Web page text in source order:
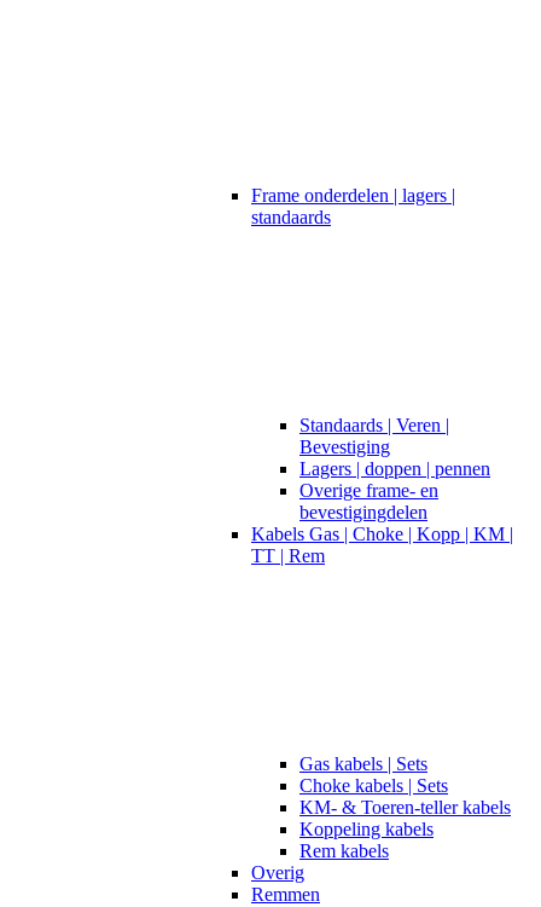
Frame onderdelen | lagers |
standaards
Standaards | Veren |
Bevestiging
Lagers | doppen | pennen
Overige frame- en
bevestigingdelen
Kabels Gas | Choke | Kopp | KM |
TT | Rem
Gas kabels | Sets
Choke kabels | Sets
KM- & Toeren-teller kabels
Koppeling kabels
Rem kabels
Overig
Remmen